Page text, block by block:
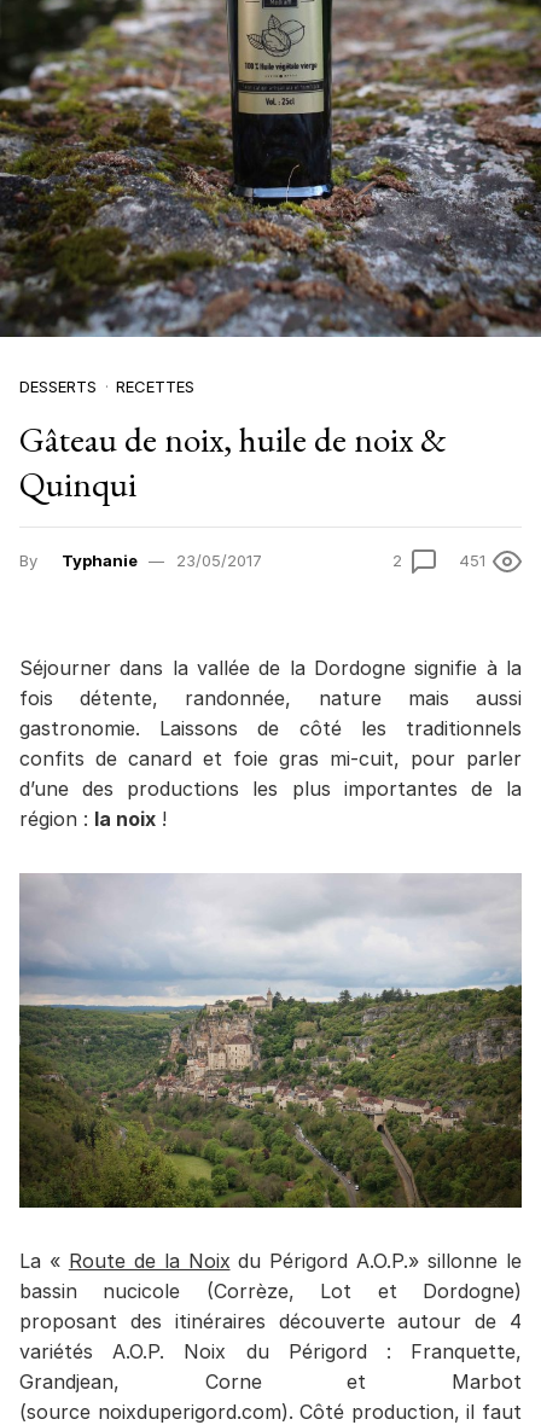
DESSERTS RECETTES
Gâteau de noix, huile de noix &
Quinqui
By Typhanie 23/05/2017 2 451
Séjourner dans la vallée de la Dordogne signifie à la
fois détente, randonnée, nature mais aussi
gastronomie. Laissons de côté les traditionnels
confits de canard et foie gras mi-cuit, pour parler
d’une des productions les plus importantes de la
région : la noix !
La « Route de la Noix du Périgord A.O.P.» sillonne le
bassin nucicole (Corrèze, Lot et Dordogne)
proposant des itinéraires découverte autour de 4
variétés A.O.P. Noix du Périgord : Franquette,
Grandjean, Corne et Marbot
(source noixduperigord.com). Côté production, il faut